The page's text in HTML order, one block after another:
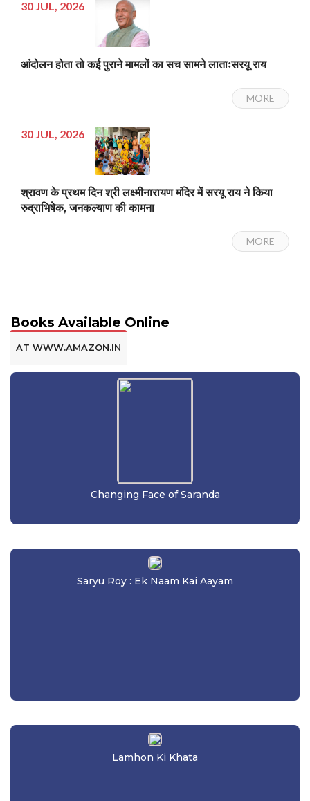
30 JUL, 2026
आंदोलन होता तो कई पुराने मामलों का सच सामने लाताःसरयू राय
MORE
30 JUL, 2026
श्रावण के प्रथम दिन श्री लक्ष्मीनारायण मंदिर में सरयू राय ने किया
रुद्राभिषेक, जनकल्याण की कामना
MORE
Books Available Online
AT WWW.AMAZON.IN
Changing Face of Saranda
Saryu Roy : Ek Naam Kai Aayam
Lamhon Ki Khata